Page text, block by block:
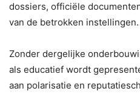
dossiers, officiële
van de betrokken instellingen.
Zonder dergelijke
als educatief wordt
aan polarisatie en